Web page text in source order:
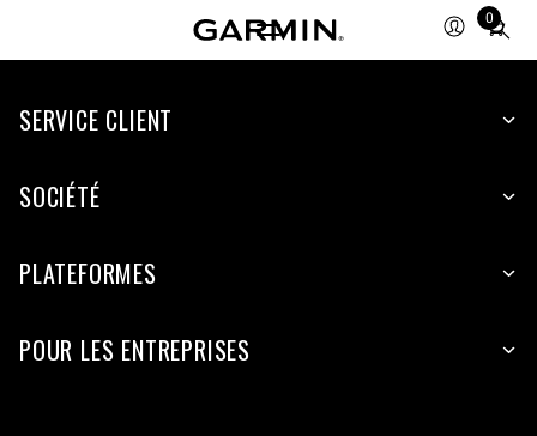
0
Total
items
cart:
SERVICE CLIENT
SOCIÉTÉ
PLATEFORMES
POUR LES ENTREPRISES